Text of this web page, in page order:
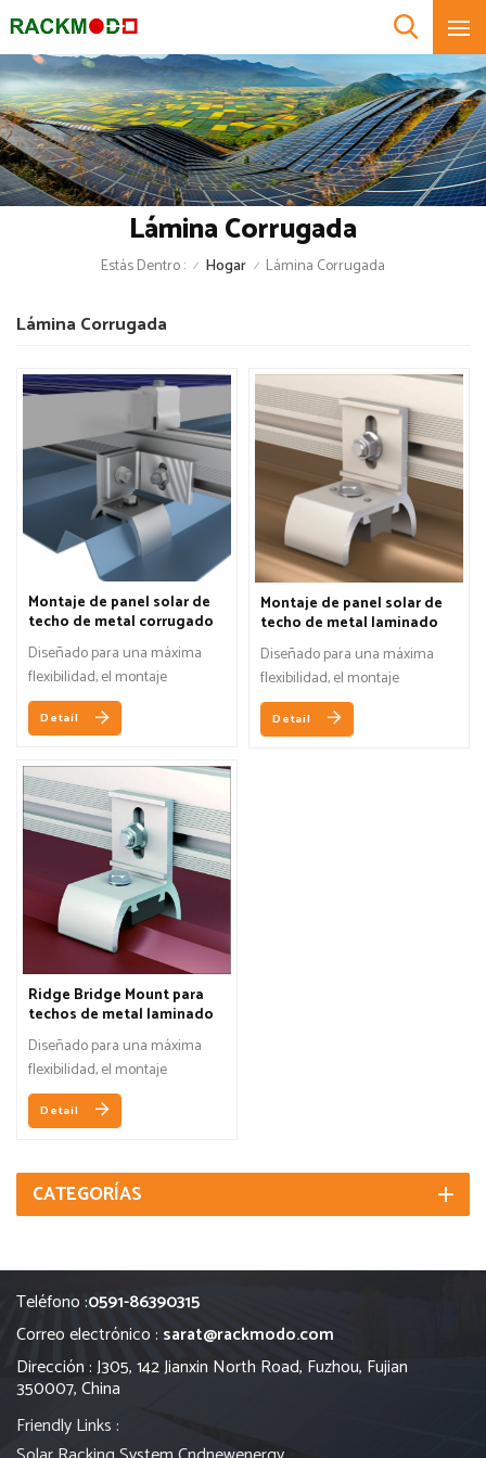
Lámina Corrugada
Estás Dentro : / Hogar / Lámina Corrugada
Lámina Corrugada
Montaje de panel solar de
techo de metal corrugado
trapezoidal
Diseñado para una máxima
flexibilidad, el montaje
RidgeBridge™ se puede
conectar a la mayoría de los
tradicionales o trapezoidales.
Detail
Montaje de panel solar de
techo de metal laminado
Diseñado para una máxima
flexibilidad, el montaje
RidgeBridge™ se puede
conectar a la mayoría de los
Detail
Ridge Bridge Mount para
techos de metal laminado
Diseñado para una máxima
flexibilidad, el montaje
RidgeBridge™ se puede
conectar a la mayoría de los
Detail
CATEGORÍAS
Teléfono :0591-86390315
Correo electrónico : sarat@rackmodo.com
Dirección : J305, 142 Jianxin North Road, Fuzhou, Fujian
350007, China
Friendly Links :